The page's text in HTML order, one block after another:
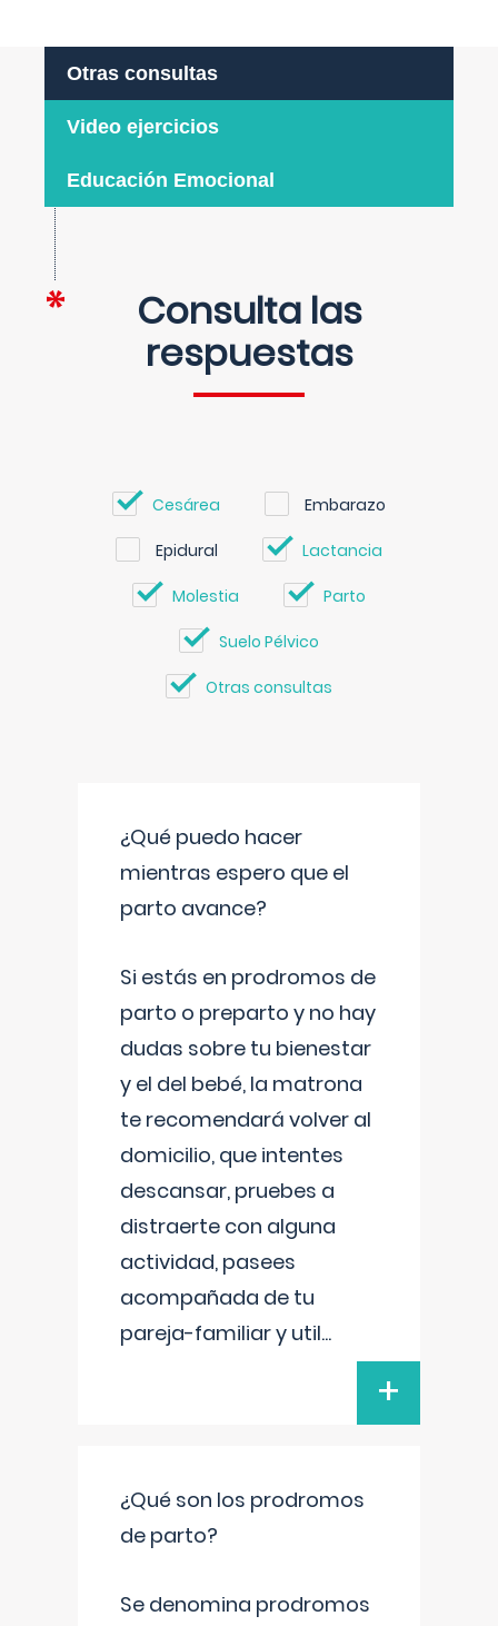
Otras consultas
Video ejercicios
Educación Emocional
Consulta las
respuestas
Cesárea Embarazo
Epidural Lactancia
Molestia Parto
Suelo Pélvico
Otras consultas
¿Qué puedo hacer
mientras espero que el
parto avance?
Si estás en prodromos de
parto o preparto y no hay
dudas sobre tu bienestar
y el del bebé, la matrona
te recomendará volver al
domicilio, que intentes
descansar, pruebes a
distraerte con alguna
actividad, pasees
acompañada de tu
pareja-familiar y util...
+
¿Qué son los prodromos
de parto?
Se denomina prodromos